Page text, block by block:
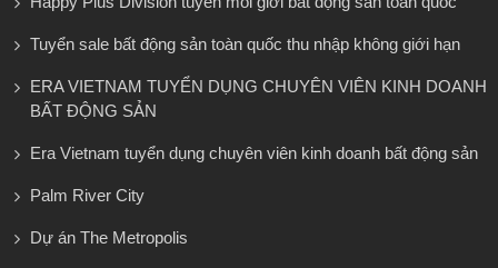
Tuyển sale bất động sản toàn quốc thu nhập không giới hạn
ERA VIETNAM TUYỂN DỤNG CHUYÊN VIÊN KINH DOANH
BẤT ĐỘNG SẢN
Era Vietnam tuyển dụng chuyên viên kinh doanh bất động sản
Palm River City
Dự án The Metropolis